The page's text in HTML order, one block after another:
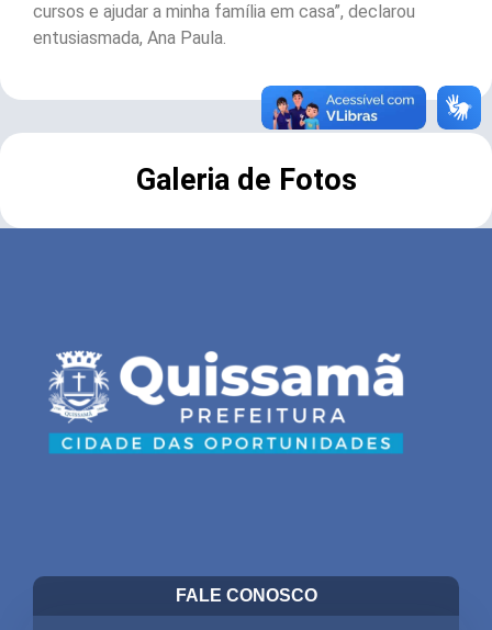
cursos e ajudar a minha família em casa”, declarou
entusiasmada, Ana Paula.
Galeria de Fotos
FALE CONOSCO